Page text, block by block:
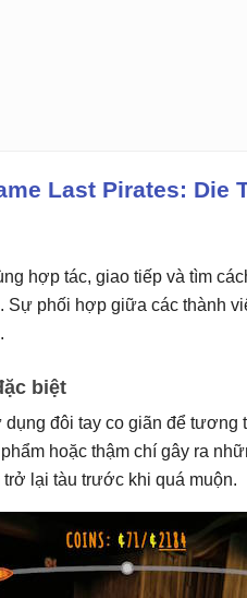
Last Pirates: Die
hợp tác, giao tiếp và tìm
phối hợp giữa các thành
biệt
dụng đôi tay co giãn để
hoặc thậm chí gây ra
lại tàu trước khi quá muộn.